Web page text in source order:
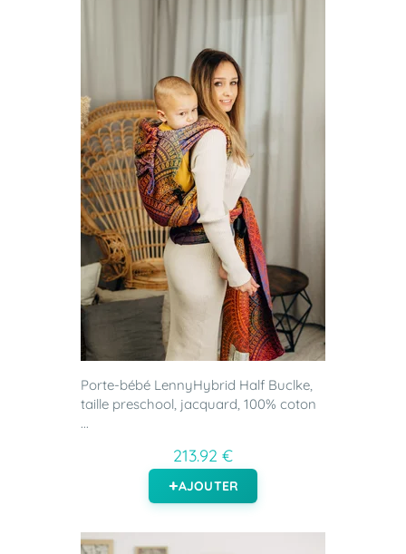
Porte-bébé LennyHybrid Half Buclke,
taille preschool, jacquard, 100% coton
...
213.92 €
AJOUTER